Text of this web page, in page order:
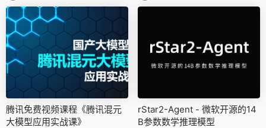
腾讯免费视频课程《腾讯混元
大模型应用实战课》
rStar2-Agent - 微软开源的14
B参数数学推理模型